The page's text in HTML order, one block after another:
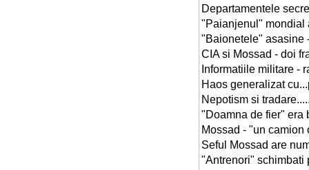
Departamentele
"Paianjenul" mondial
"Baionetele" asasine -
CIA si Mossad - doi
Informatiile militare -
Haos generalizat
Nepotism si
"Doamna de fier" era
Mossad - "un camion
Seful Mossad are
"Antrenori" schimbati